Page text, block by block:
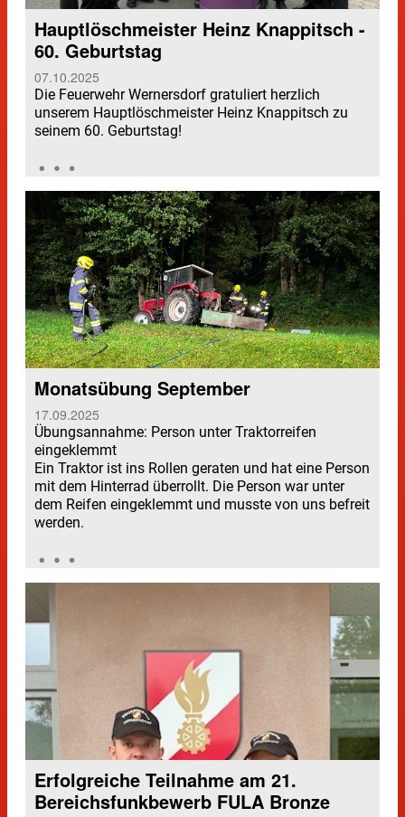
Hauptlöschmeister Heinz Knappitsch -
60. Geburtstag
07.10.2025
Die Feuerwehr Wernersdorf gratuliert herzlich
unserem Hauptlöschmeister Heinz Knappitsch zu
seinem 60. Geburtstag!
Monatsübung September
17.09.2025
Übungsannahme: Person unter Traktorreifen
eingeklemmt
Ein Traktor ist ins Rollen geraten und hat eine Person
mit dem Hinterrad überrollt. Die Person war unter
dem Reifen eingeklemmt und musste von uns befreit
werden.
Erfolgreiche Teilnahme am 21.
Bereichsfunkbewerb FULA Bronze